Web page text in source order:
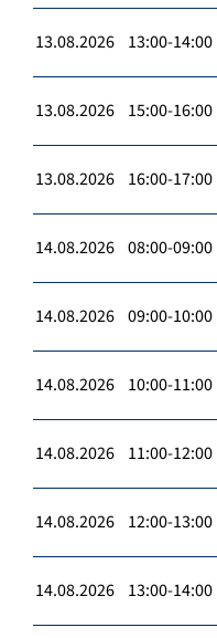
13.08.2026 13:00-14:00
13.08.2026 15:00-16:00
13.08.2026 16:00-17:00
14.08.2026 08:00-09:00
14.08.2026 09:00-10:00
14.08.2026 10:00-11:00
14.08.2026 11:00-12:00
14.08.2026 12:00-13:00
14.08.2026 13:00-14:00